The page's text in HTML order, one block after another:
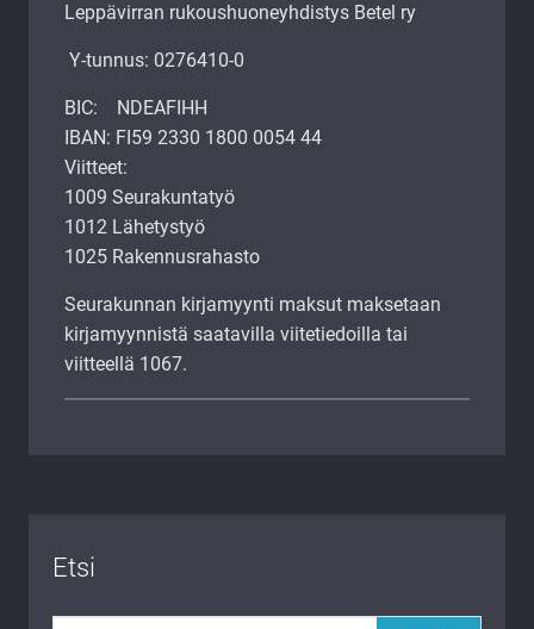
Leppävirran rukoushuoneyhdistys Betel ry
Y-tunnus: 0276410-0
BIC: NDEAFIHH
IBAN: FI59 2330 1800 0054 44
Viitteet:
1009 Seurakuntatyö
1012 Lähetystyö
1025 Rakennusrahasto
Seurakunnan kirjamyynti maksut maksetaan
kirjamyynnistä saatavilla viitetiedoilla tai
viitteellä 1067.
Etsi